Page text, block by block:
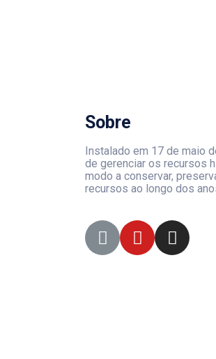
Sobre
Instalado em 17 de maio
de gerenciar os recursos
modo a conservar,
recursos ao longo dos